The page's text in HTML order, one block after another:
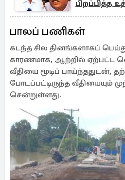
பிறப்பித்த
பாலப் பணிகள்
​கடந்த சில தினங்களாகப்
காரணமாக, ஆற்றில் ஏற்பட்ட
வீதியை மூடிப் பாய்ந்ததுடன்,
போடப்பட்டிருந்த வீதியையும்
சென்றுள்ளது.